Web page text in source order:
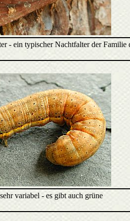
- ein typischer Nachtfalter der Familie
variabel - es gibt auch grüne